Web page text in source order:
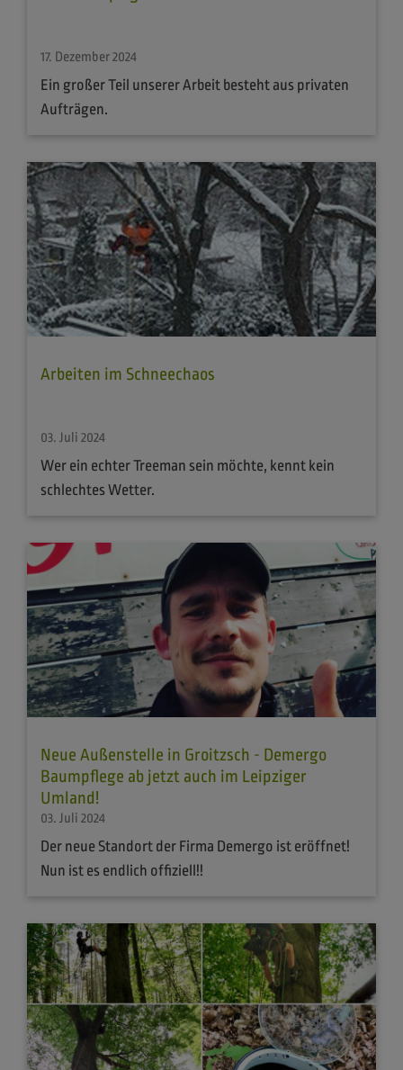
17. Dezember 2024
Ein großer Teil unserer Arbeit besteht aus privaten
Aufträgen.
Arbeiten im Schneechaos
03. Juli 2024
Wer ein echter Treeman sein möchte, kennt kein
schlechtes Wetter.
Neue Außenstelle in Groitzsch - Demergo
Baumpflege ab jetzt auch im Leipziger
Umland!
03. Juli 2024
Der neue Standort der Firma Demergo ist eröffnet!
Nun ist es endlich offiziell!!